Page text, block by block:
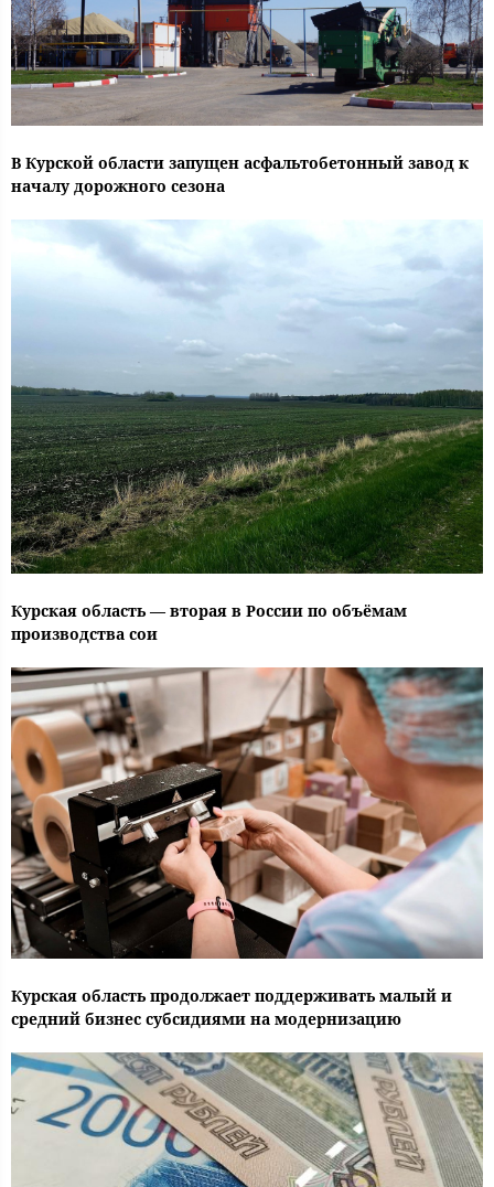
В Курской области запущен асфальтобетонный завод к
началу дорожного сезона
Курская область — вторая в России по объёмам
производства сои
Курская область продолжает поддерживать малый и
средний бизнес субсидиями на модернизацию